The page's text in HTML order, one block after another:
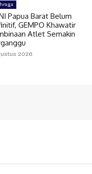
Papua Barat Belum
GEMPO Khawatir
Atlet Semakin
2026